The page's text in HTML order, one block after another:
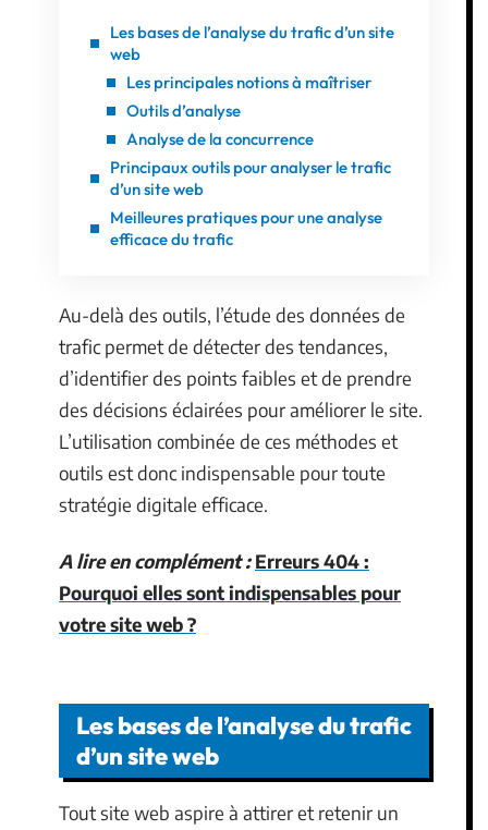
Les bases de l’analyse du trafic d’un site
web
Les principales notions à maîtriser
Outils d’analyse
Analyse de la concurrence
Principaux outils pour analyser le trafic
d’un site web
Meilleures pratiques pour une analyse
efficace du trafic
Au-delà des outils, l’étude des données de
trafic permet de détecter des tendances,
d’identifier des points faibles et de prendre
des décisions éclairées pour améliorer le site.
L’utilisation combinée de ces méthodes et
outils est donc indispensable pour toute
stratégie digitale efficace.
A lire en complément : Erreurs 404 :
Pourquoi elles sont indispensables pour
votre site web ?
Les bases de l’analyse du trafic
d’un site web
Tout site web aspire à attirer et retenir un